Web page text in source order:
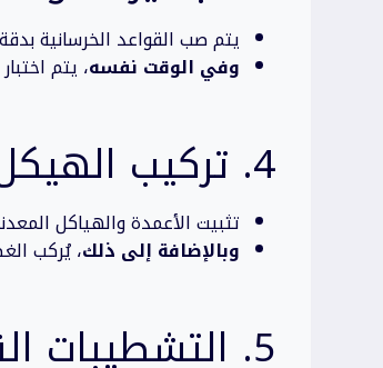
يتم صب القواعد الخرسانية
وفي الوقت نفسه، يتم
4. تركيب الهيكل والغطاء
تثبيت الأعمدة والهياكل
وبالإضافة إلى ذلك، يُركب
5. التشطيبات النهائية